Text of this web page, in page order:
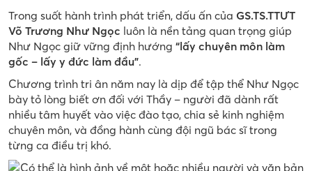
Trong suốt hành trình phát triển, dấu ấn của GS.TS.TTƯT
Võ Trương Như Ngọc luôn là nền tảng quan trọng giúp
Như Ngọc giữ vững định hướng “lấy chuyên môn làm
gốc – lấy y đức làm đầu”.
Chương trình tri ân năm nay là dịp để tập thể Như Ngọc
bày tỏ lòng biết ơn đối với Thầy – người đã dành rất
nhiều tâm huyết vào việc đào tạo, chia sẻ kinh nghiệm
chuyên môn, và đồng hành cùng đội ngũ bác sĩ trong
từng ca điều trị khó.